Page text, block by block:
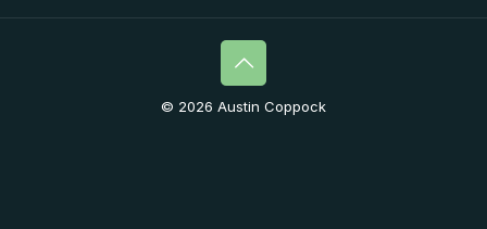
© 2026 Austin Coppock